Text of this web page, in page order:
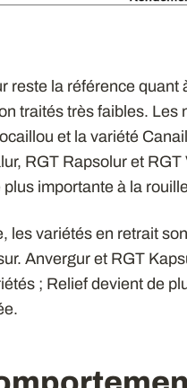
reste la référence
traités très faibles.
et la variété
RGT Rapsolur et
importante à la
les variétés en retrait
Anvergur et RGT
; Relief devient de